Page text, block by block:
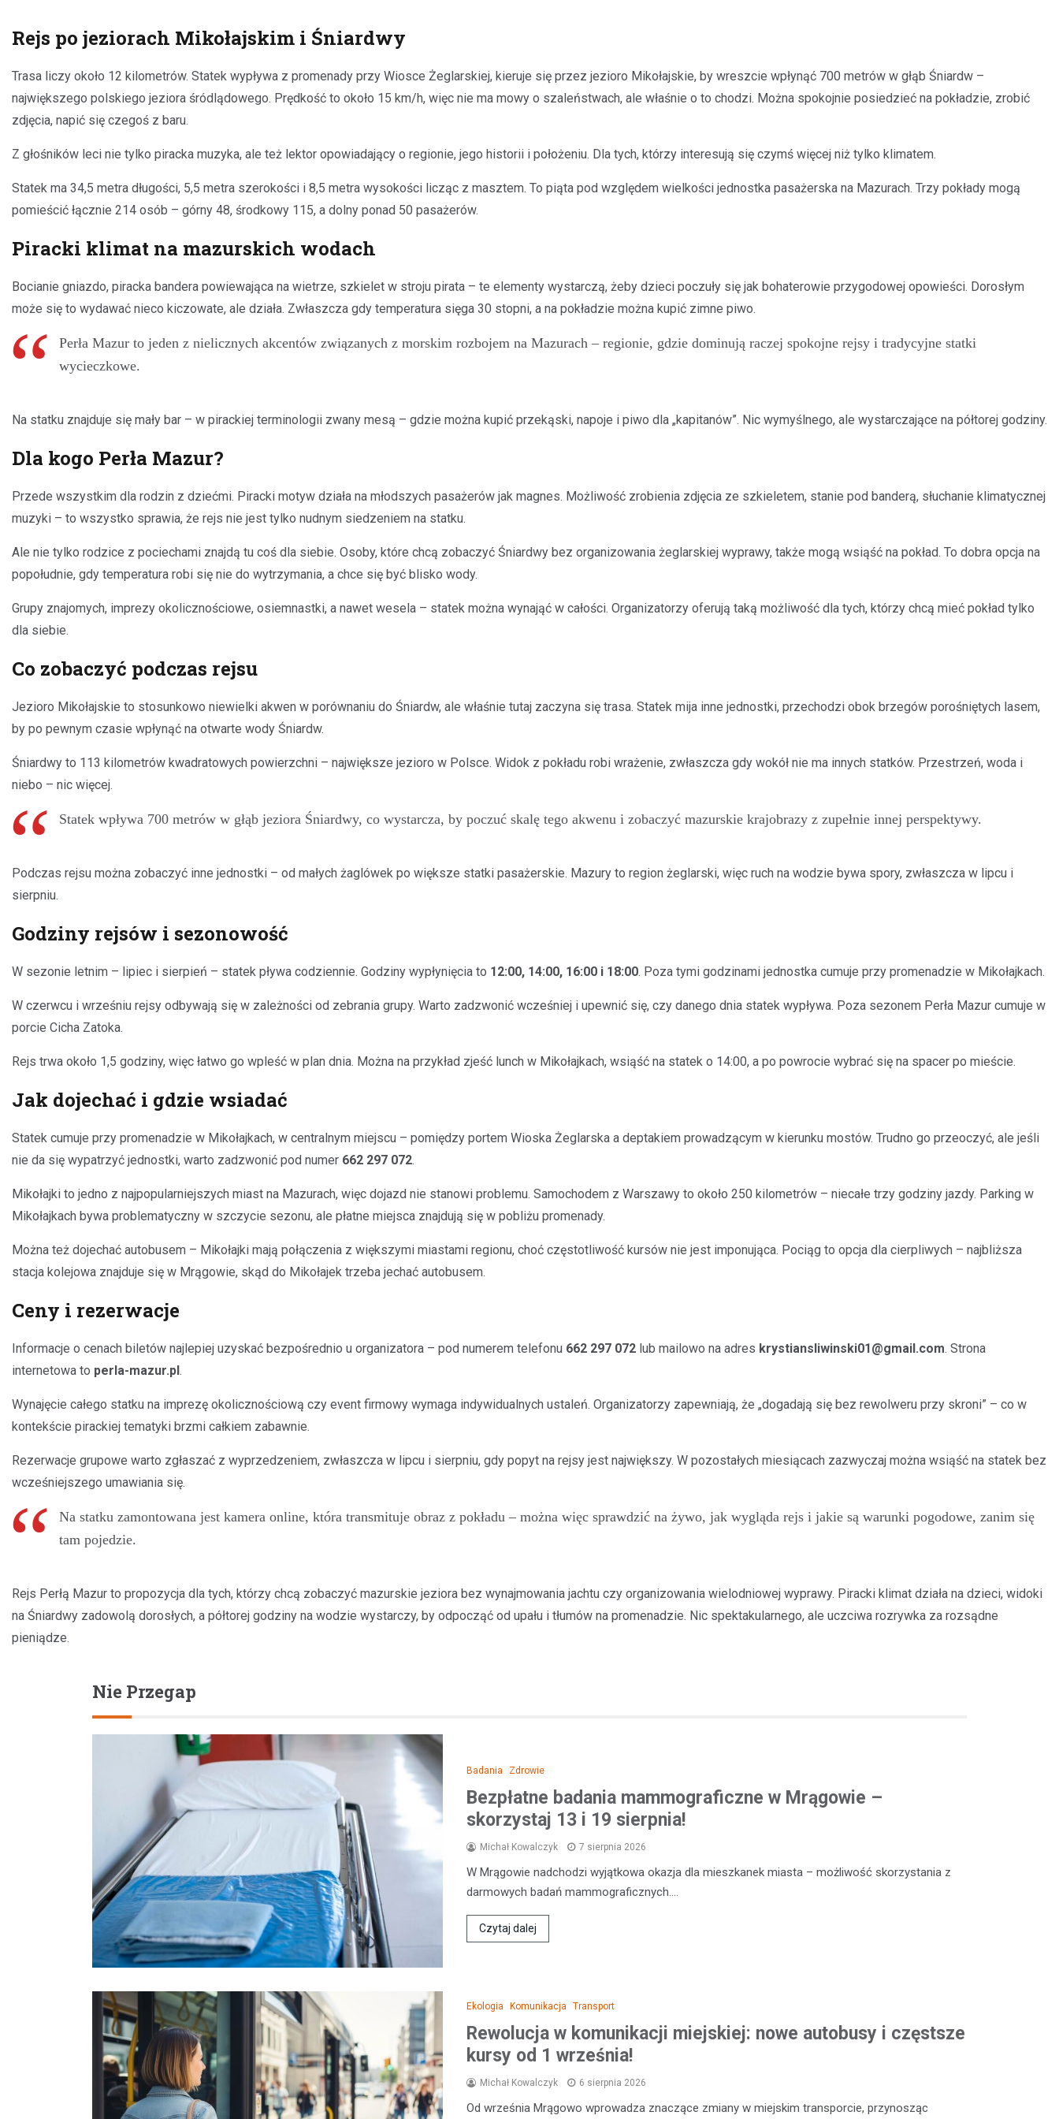
Rejs po jeziorach Mikołajskim i Śniardwy
Trasa liczy około 12 kilometrów. Statek wypływa z promenady przy Wiosce Żeglarskiej, kieruje się przez jezioro Mikołajskie, by wreszcie wpłynąć 700 metrów w głąb Śniardw –
największego polskiego jeziora śródlądowego. Prędkość to około 15 km/h, więc nie ma mowy o szaleństwach, ale właśnie o to chodzi. Można spokojnie posiedzieć na pokładzie, zrobić
zdjęcia, napić się czegoś z baru.
Z głośników leci nie tylko piracka muzyka, ale też lektor opowiadający o regionie, jego historii i położeniu. Dla tych, którzy interesują się czymś więcej niż tylko klimatem.
Statek ma 34,5 metra długości, 5,5 metra szerokości i 8,5 metra wysokości licząc z masztem. To piąta pod względem wielkości jednostka pasażerska na Mazurach. Trzy pokłady mogą
pomieścić łącznie 214 osób – górny 48, środkowy 115, a dolny ponad 50 pasażerów.
Piracki klimat na mazurskich wodach
Bocianie gniazdo, piracka bandera powiewająca na wietrze, szkielet w stroju pirata – te elementy wystarczą, żeby dzieci poczuły się jak bohaterowie przygodowej opowieści. Dorosłym
może się to wydawać nieco kiczowate, ale działa. Zwłaszcza gdy temperatura sięga 30 stopni, a na pokładzie można kupić zimne piwo.
Perła Mazur to jeden z nielicznych akcentów związanych z morskim rozbojem na Mazurach – regionie, gdzie dominują raczej spokojne rejsy i tradycyjne statki
wycieczkowe.
Na statku znajduje się mały bar – w pirackiej terminologii zwany mesą – gdzie można kupić przekąski, napoje i piwo dla „kapitanów”. Nic wymyślnego, ale wystarczające na półtorej godziny.
Dla kogo Perła Mazur?
Przede wszystkim dla rodzin z dziećmi. Piracki motyw działa na młodszych pasażerów jak magnes. Możliwość zrobienia zdjęcia ze szkieletem, stanie pod banderą, słuchanie klimatycznej
muzyki – to wszystko sprawia, że rejs nie jest tylko nudnym siedzeniem na statku.
Ale nie tylko rodzice z pociechami znajdą tu coś dla siebie. Osoby, które chcą zobaczyć Śniardwy bez organizowania żeglarskiej wyprawy, także mogą wsiąść na pokład. To dobra opcja na
popołudnie, gdy temperatura robi się nie do wytrzymania, a chce się być blisko wody.
Grupy znajomych, imprezy okolicznościowe, osiemnastki, a nawet wesela – statek można wynająć w całości. Organizatorzy oferują taką możliwość dla tych, którzy chcą mieć pokład tylko
dla siebie.
Co zobaczyć podczas rejsu
Jezioro Mikołajskie to stosunkowo niewielki akwen w porównaniu do Śniardw, ale właśnie tutaj zaczyna się trasa. Statek mija inne jednostki, przechodzi obok brzegów porośniętych lasem,
by po pewnym czasie wpłynąć na otwarte wody Śniardw.
Śniardwy to 113 kilometrów kwadratowych powierzchni – największe jezioro w Polsce. Widok z pokładu robi wrażenie, zwłaszcza gdy wokół nie ma innych statków. Przestrzeń, woda i
niebo – nic więcej.
Statek wpływa 700 metrów w głąb jeziora Śniardwy, co wystarcza, by poczuć skalę tego akwenu i zobaczyć mazurskie krajobrazy z zupełnie innej perspektywy.
Podczas rejsu można zobaczyć inne jednostki – od małych żaglówek po większe statki pasażerskie. Mazury to region żeglarski, więc ruch na wodzie bywa spory, zwłaszcza w lipcu i
sierpniu.
Godziny rejsów i sezonowość
W sezonie letnim – lipiec i sierpień – statek pływa codziennie. Godziny wypłynięcia to 12:00, 14:00, 16:00 i 18:00. Poza tymi godzinami jednostka cumuje przy promenadzie w Mikołajkach.
W czerwcu i wrześniu rejsy odbywają się w zależności od zebrania grupy. Warto zadzwonić wcześniej i upewnić się, czy danego dnia statek wypływa. Poza sezonem Perła Mazur cumuje w
porcie Cicha Zatoka.
Rejs trwa około 1,5 godziny, więc łatwo go wpleść w plan dnia. Można na przykład zjeść lunch w Mikołajkach, wsiąść na statek o 14:00, a po powrocie wybrać się na spacer po mieście.
Jak dojechać i gdzie wsiadać
Statek cumuje przy promenadzie w Mikołajkach, w centralnym miejscu – pomiędzy portem Wioska Żeglarska a deptakiem prowadzącym w kierunku mostów. Trudno go przeoczyć, ale jeśli
nie da się wypatrzyć jednostki, warto zadzwonić pod numer 662 297 072.
Mikołajki to jedno z najpopularniejszych miast na Mazurach, więc dojazd nie stanowi problemu. Samochodem z Warszawy to około 250 kilometrów – niecałe trzy godziny jazdy. Parking w
Mikołajkach bywa problematyczny w szczycie sezonu, ale płatne miejsca znajdują się w pobliżu promenady.
Można też dojechać autobusem – Mikołajki mają połączenia z większymi miastami regionu, choć częstotliwość kursów nie jest imponująca. Pociąg to opcja dla cierpliwych – najbliższa
stacja kolejowa znajduje się w Mrągowie, skąd do Mikołajek trzeba jechać autobusem.
Ceny i rezerwacje
Informacje o cenach biletów najlepiej uzyskać bezpośrednio u organizatora – pod numerem telefonu 662 297 072 lub mailowo na adres krystiansliwinski01@gmail.com. Strona
internetowa to perla-mazur.pl.
Wynajęcie całego statku na imprezę okolicznościową czy event firmowy wymaga indywidualnych ustaleń. Organizatorzy zapewniają, że „dogadają się bez rewolweru przy skroni” – co w
kontekście pirackiej tematyki brzmi całkiem zabawnie.
Rezerwacje grupowe warto zgłaszać z wyprzedzeniem, zwłaszcza w lipcu i sierpniu, gdy popyt na rejsy jest największy. W pozostałych miesiącach zazwyczaj można wsiąść na statek bez
wcześniejszego umawiania się.
Na statku zamontowana jest kamera online, która transmituje obraz z pokładu – można więc sprawdzić na żywo, jak wygląda rejs i jakie są warunki pogodowe, zanim się
tam pojedzie.
Rejs Perłą Mazur to propozycja dla tych, którzy chcą zobaczyć mazurskie jeziora bez wynajmowania jachtu czy organizowania wielodniowej wyprawy. Piracki klimat działa na dzieci, widoki
na Śniardwy zadowolą dorosłych, a półtorej godziny na wodzie wystarczy, by odpocząć od upału i tłumów na promenadzie. Nic spektakularnego, ale uczciwa rozrywka za rozsądne
pieniądze.
Nie Przegap
Badania Zdrowie
Bezpłatne badania mammograficzne w Mrągowie –
skorzystaj 13 i 19 sierpnia!
Michał Kowalczyk 7 sierpnia 2026
W Mrągowie nadchodzi wyjątkowa okazja dla mieszkanek miasta – możliwość skorzystania z
darmowych badań mammograficznych.…
Czytaj dalej
Ekologia Komunikacja Transport
Rewolucja w komunikacji miejskiej: nowe autobusy i częstsze
kursy od 1 września!
Michał Kowalczyk 6 sierpnia 2026
Od września Mrągowo wprowadza znaczące zmiany w miejskim transporcie, przynosząc